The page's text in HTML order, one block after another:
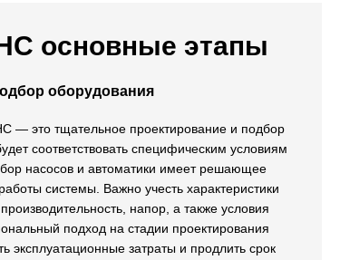
основные этапы
оборудования
— это тщательное проектирование и подбор
соответствовать специфическим условиям
насосов и автоматики имеет решающее
системы. Важно учесть характеристики
напор, а также условия
подход на стадии проектирования
эксплуатационные затраты и продлить срок